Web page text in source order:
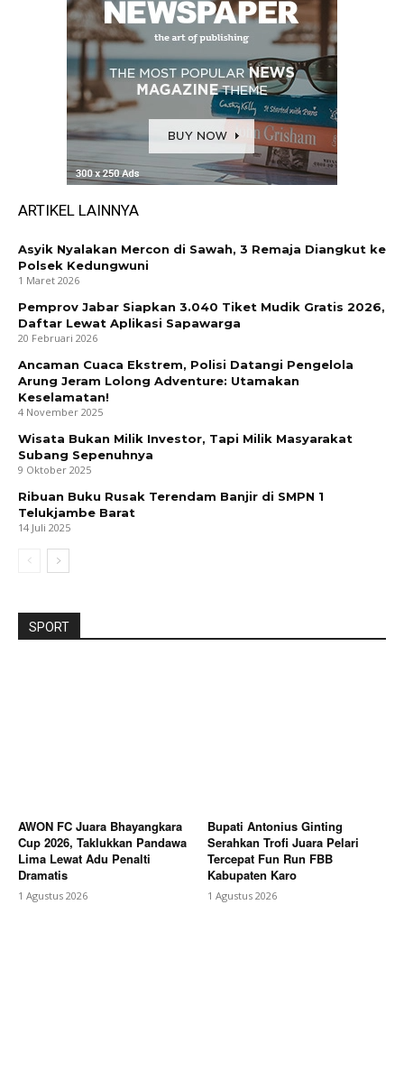
ARTIKEL LAINNYA
Asyik Nyalakan Mercon di Sawah, 3 Remaja Diangkut ke
Polsek Kedungwuni
1 Maret 2026
Pemprov Jabar Siapkan 3.040 Tiket Mudik Gratis 2026,
Daftar Lewat Aplikasi Sapawarga
20 Februari 2026
Ancaman Cuaca Ekstrem, Polisi Datangi Pengelola
Arung Jeram Lolong Adventure: Utamakan
Keselamatan!
4 November 2025
Wisata Bukan Milik Investor, Tapi Milik Masyarakat
Subang Sepenuhnya
9 Oktober 2025
Ribuan Buku Rusak Terendam Banjir di SMPN 1
Telukjambe Barat
14 Juli 2025
SPORT
AWON FC Juara Bhayangkara
Cup 2026, Taklukkan Pandawa
Lima Lewat Adu Penalti
Dramatis
1 Agustus 2026
Bupati Antonius Ginting
Serahkan Trofi Juara Pelari
Tercepat Fun Run FBB
Kabupaten Karo
1 Agustus 2026